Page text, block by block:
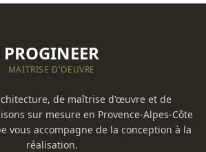
PROGINEER
MAITRISE D'OEUVRE
de maîtrise d'œuvre et de
sur mesure en Provence-Alpes-Côte
vous accompagne de la conception à la
réalisation.